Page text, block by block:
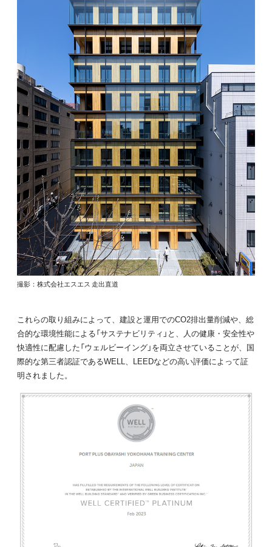
撮影：株式会社エスエス 走出直道
これらの取り組みによって、建設と運用でのCO2排出量削減や、総
合的な環境性能による「サステナビリティ」と、人の健康・安全性や
快適性に配慮した「ウェルビーイング」を両立させていることが、国
際的な第三者認証であるWELL、LEEDなどの高い評価によって証
明されました。